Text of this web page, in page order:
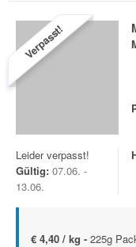
Verpasst!
Leider verpasst!
Gültig: 07.06. -
13.06.
€ 4,40 / kg - 225g